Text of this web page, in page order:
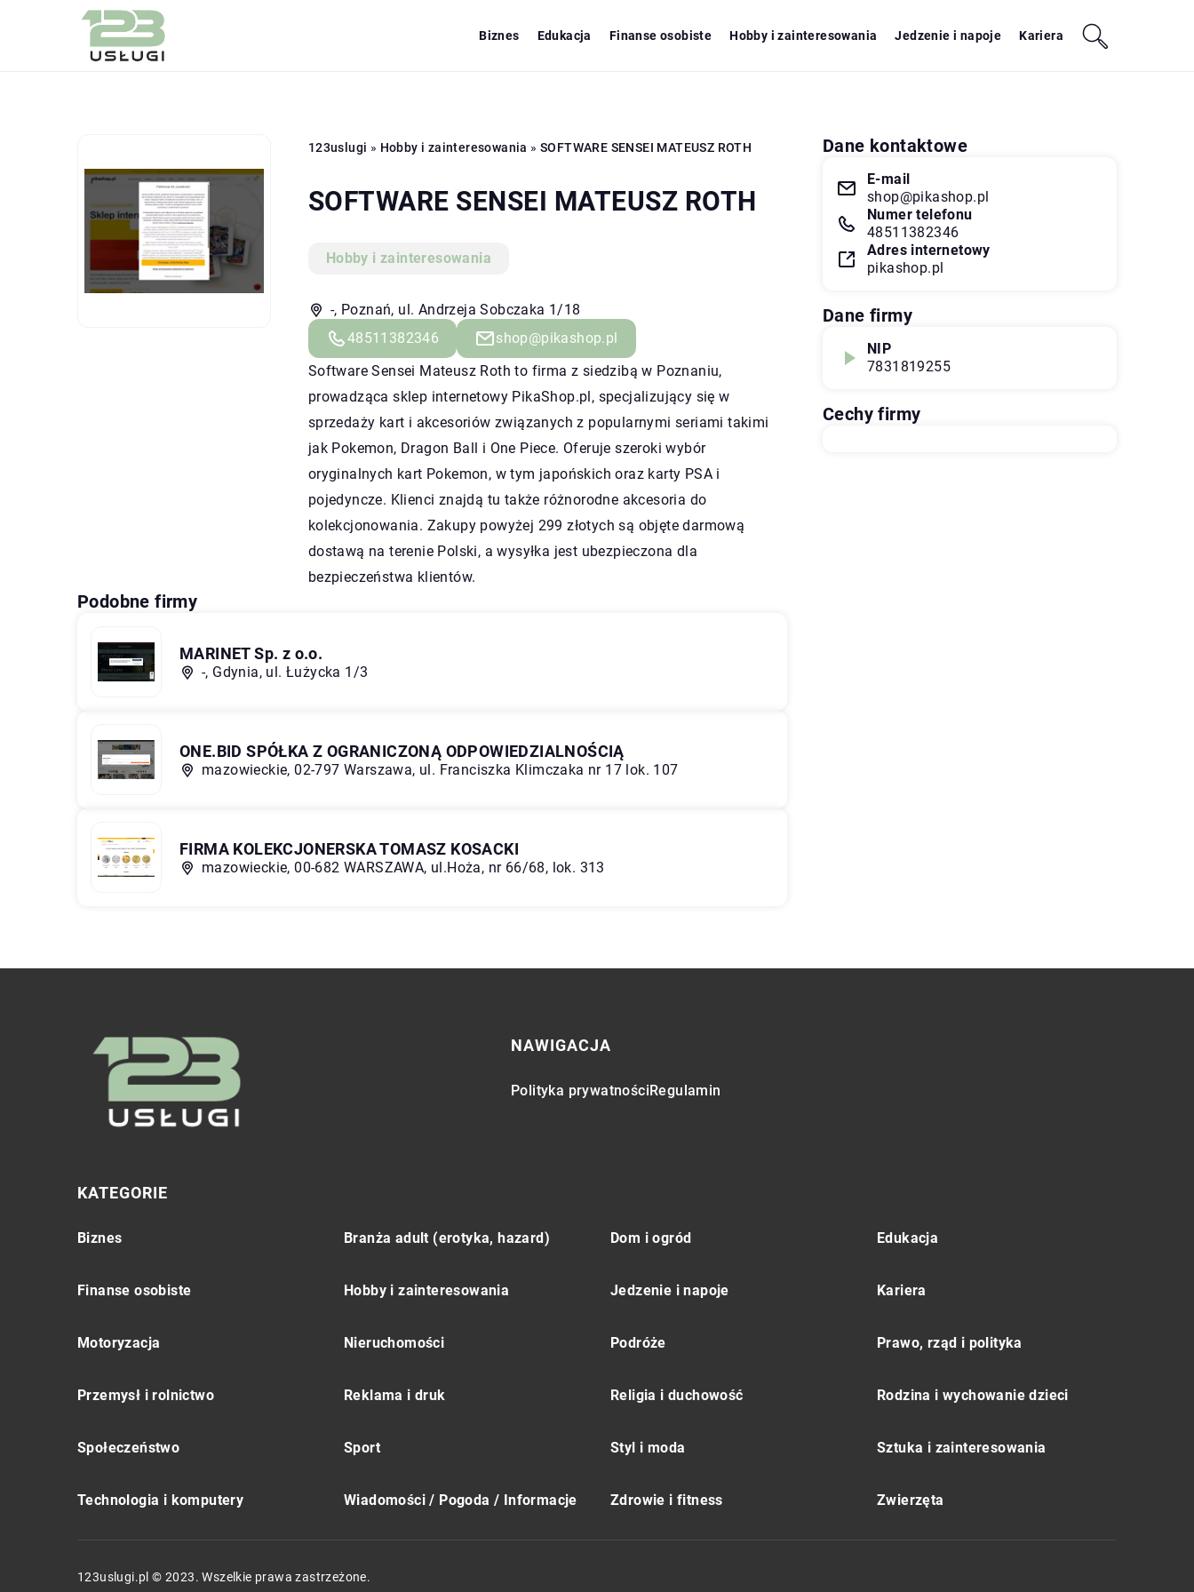
Biznes Edukacja Finanse osobiste Hobby i zainteresowania Jedzenie i napoje Kariera
123uslugi » Hobby i zainteresowania » SOFTWARE SENSEI MATEUSZ ROTH
SOFTWARE SENSEI MATEUSZ ROTH
Hobby i zainteresowania
-, Poznań, ul. Andrzeja Sobczaka 1/18
48511382346
shop@pikashop.pl
Software Sensei Mateusz Roth to firma z siedzibą w Poznaniu,
prowadząca sklep internetowy PikaShop.pl, specjalizujący się w
sprzedaży kart i akcesoriów związanych z popularnymi seriami takimi
jak Pokemon, Dragon Ball i One Piece. Oferuje szeroki wybór
oryginalnych kart Pokemon, w tym japońskich oraz karty PSA i
pojedyncze. Klienci znajdą tu także różnorodne akcesoria do
kolekcjonowania. Zakupy powyżej 299 złotych są objęte darmową
dostawą na terenie Polski, a wysyłka jest ubezpieczona dla
bezpieczeństwa klientów.
Podobne firmy
MARINET Sp. z o.o.
-, Gdynia, ul. Łużycka 1/3
ONE.BID SPÓŁKA Z OGRANICZONĄ ODPOWIEDZIALNOŚCIĄ
mazowieckie, 02-797 Warszawa, ul. Franciszka Klimczaka nr 17 lok. 107
FIRMA KOLEKCJONERSKA TOMASZ KOSACKI
mazowieckie, 00-682 WARSZAWA, ul.Hoża, nr 66/68, lok. 313
Dane kontaktowe
E-mail
shop@pikashop.pl
Numer telefonu
48511382346
Adres internetowy
pikashop.pl
Dane firmy
NIP
7831819255
Cechy firmy
NAWIGACJA
Polityka prywatnościRegulamin
KATEGORIE
Biznes Branża adult (erotyka, hazard) Dom i ogród Edukacja
Finanse osobiste Hobby i zainteresowania Jedzenie i napoje Kariera
Motoryzacja Nieruchomości Podróże Prawo, rząd i polityka
Przemysł i rolnictwo Reklama i druk Religia i duchowość Rodzina i wychowanie dzieci
Społeczeństwo Sport Styl i moda Sztuka i zainteresowania
Technologia i komputery Wiadomości / Pogoda / Informacje Zdrowie i fitness Zwierzęta
123uslugi.pl © 2023. Wszelkie prawa zastrzeżone.